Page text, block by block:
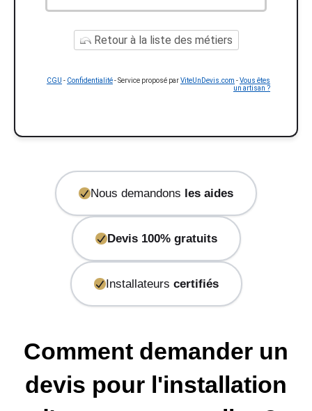
Retour à la liste des métiers
CGU - Confidentialité- Service proposé parViteUnDevis.com -Vous êtes
un artisan ?
Nous demandons les aides
Devis 100% gratuits
Installateurs certifiés
Comment demander un
devis pour l'installation